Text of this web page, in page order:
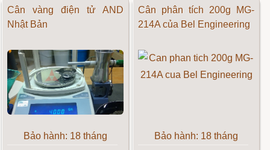
Cân vàng điện tử AND
Nhật Bản
Bảo hành: 18 tháng
Cân phân tích 200g MG-
214A của Bel Engineering
Bảo hành: 18 tháng